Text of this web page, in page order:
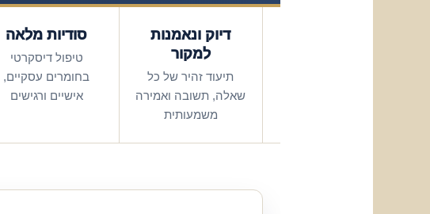
דיוק ונאמנות
למקור
תיעוד זהיר של כל
שאלה, תשובה ואמירה
משמעותית
סודיות מלאה
טיפול דיסקרטי
בחומרים עסקיים,
אישיים ורגישים